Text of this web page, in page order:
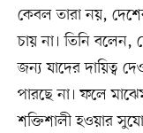
কেবল তারা নয়,
চায় না। তিনি বলেন,
জন্য যাদের দায়িত্ব
পারছে না। ফলে
শক্তিশালী হওয়ার